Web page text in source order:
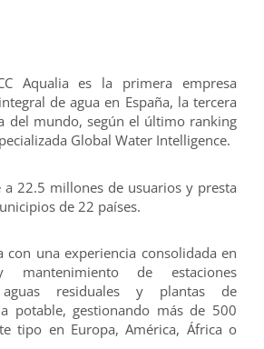
Aqualia es la primera empresa
de agua en España, la tercera
del mundo, según el último ranking
Global Water Intelligence.
a 22.5 millones de usuarios y presta
de 22 países.
con una experiencia consolidada en
de estaciones
residuales y plantas de
potable, gestionando más de 500
tipo en Europa, América, África o